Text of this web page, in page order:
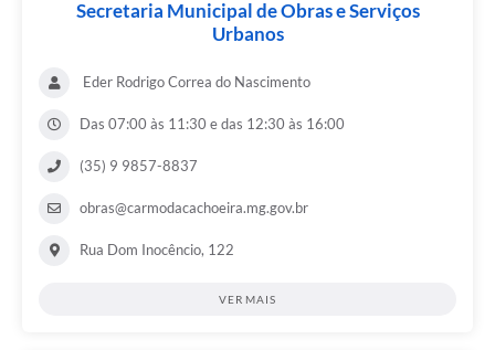
Secretaria Municipal de Obras e Serviços
Urbanos
Eder Rodrigo Correa do Nascimento
Das 07:00 às 11:30 e das 12:30 às 16:00
(35) 9 9857-8837
obras@carmodacachoeira.mg.gov.br
Rua Dom Inocêncio, 122
VER MAIS